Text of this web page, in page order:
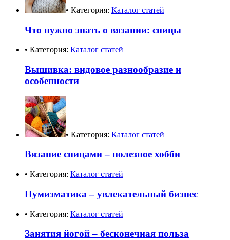
• Категория: Каталог статей
Что нужно знать о вязании: спицы
• Категория: Каталог статей
Вышивка: видовое разнообразие и
особенности
• Категория: Каталог статей
Вязание спицами – полезное хобби
• Категория: Каталог статей
Нумизматика – увлекательный бизнес
• Категория: Каталог статей
Занятия йогой – бесконечная польза